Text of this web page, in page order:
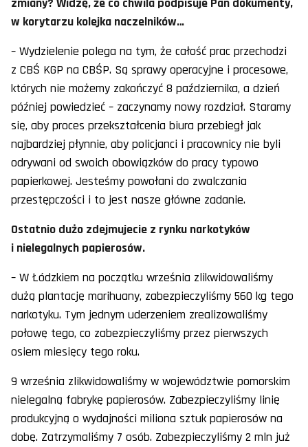
zmiany? Widzę, że co chwila podpisuje Pan dokumenty,
w korytarzu kolejka naczelników…
– Wydzielenie polega na tym, że całość prac przechodzi
z CBŚ KGP na CBŚP. Są sprawy operacyjne i procesowe,
których nie możemy zakończyć 8 października, a dzień
później powiedzieć – zaczynamy nowy rozdział. Staramy
się, aby proces przekształcenia biura przebiegł jak
najbardziej płynnie, aby policjanci i pracownicy nie byli
odrywani od swoich obowiązków do pracy typowo
papierkowej. Jesteśmy powołani do zwalczania
przestępczości i to jest nasze główne zadanie.
Ostatnio dużo zdejmujecie z rynku narkotyków
i nielegalnych papierosów.
– W Łódzkiem na początku września zlikwidowaliśmy
dużą plantację marihuany, zabezpieczyliśmy 560 kg tego
narkotyku. Tym jednym uderzeniem zrealizowaliśmy
połowę tego, co zabezpieczyliśmy przez pierwszych
osiem miesięcy tego roku.
9 września zlikwidowaliśmy w województwie pomorskim
nielegalną fabrykę papierosów. Zabezpieczyliśmy linię
produkcyjną o wydajności miliona sztuk papierosów na
dobę. Zatrzymaliśmy 7 osób. Zabezpieczyliśmy 2 mln już